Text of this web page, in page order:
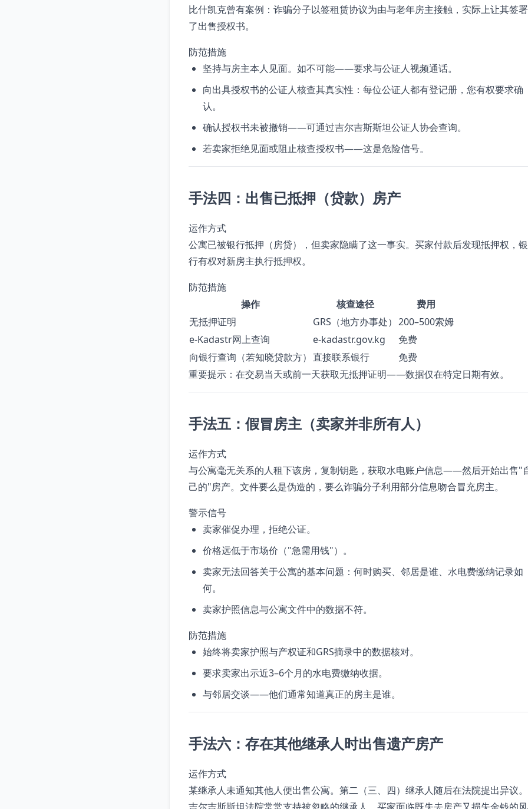
比什凯克曾有案例：诈骗分子以签租赁协议为由与老年房主接触，实际上让其签署
了出售授权书。
防范措施
坚持与房主本人见面。如不可能——要求与公证人视频通话。
向出具授权书的公证人核查其真实性：每位公证人都有登记册，您有权要求确
认。
确认授权书未被撤销——可通过吉尔吉斯斯坦公证人协会查询。
若卖家拒绝见面或阻止核查授权书——这是危险信号。
手法四：出售已抵押（贷款）房产
运作方式
公寓已被银行抵押（房贷），但卖家隐瞒了这一事实。买家付款后发现抵押权，银
行有权对新房主执行抵押权。
防范措施
操作
核查途径
费用
无抵押证明
GRS（地方办事处） 200–500索姆
e-Kadastr网上查询
e-kadastr.gov.kg
免费
向银行查询（若知晓贷款方） 直接联系银行
免费
重要提示：在交易当天或前一天获取无抵押证明——数据仅在特定日期有效。
手法五：假冒房主（卖家并非所有人）
运作方式
与公寓毫无关系的人租下该房，复制钥匙，获取水电账户信息——然后开始出售"
己的"房产。文件要么是伪造的，要么诈骗分子利用部分信息吻合冒充房主。
警示信号
卖家催促办理，拒绝公证。
价格远低于市场价（"急需用钱"）。
卖家无法回答关于公寓的基本问题：何时购买、邻居是谁、水电费缴纳记录如
何。
卖家护照信息与公寓文件中的数据不符。
防范措施
始终将卖家护照与产权证和GRS摘录中的数据核对。
要求卖家出示近3–6个月的水电费缴纳收据。
与邻居交谈——他们通常知道真正的房主是谁。
手法六：存在其他继承人时出售遗产房产
运作方式
某继承人未通知其他人便出售公寓。第二（三、四）继承人随后在法院提出异议。